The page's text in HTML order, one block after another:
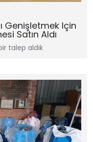
Genişletmek Için
Satın Aldı
talep aldık